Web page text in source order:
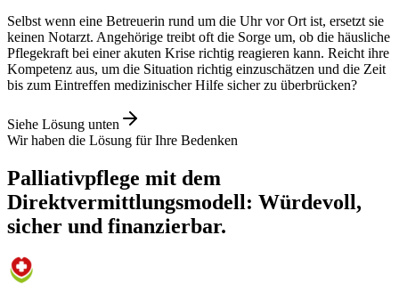
Selbst wenn eine Betreuerin rund um die Uhr vor Ort ist, ersetzt sie
keinen Notarzt. Angehörige treibt oft die Sorge um, ob die häusliche
Pflegekraft bei einer akuten Krise richtig reagieren kann. Reicht ihre
Kompetenz aus, um die Situation richtig einzuschätzen und die Zeit
bis zum Eintreffen medizinischer Hilfe sicher zu überbrücken?
Siehe Lösung unten
Wir haben die Lösung für Ihre Bedenken
Palliativpflege mit dem
Direktvermittlungsmodell: Würdevoll,
sicher und finanzierbar.